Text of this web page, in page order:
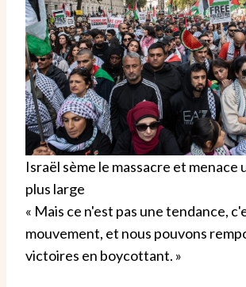
Israël sème le massacre et menace
plus large
« Mais ce n'est pas une tendance,
mouvement, et nous pouvons
victoires en boycottant. »